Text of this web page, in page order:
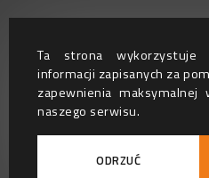
Ta strona wykorzystuje
informacji zapisanych za
zapewnienia
naszego serwisu.
ODRZUĆ
— zalety
Bloczek fundamentowy
alternatywa dla tradycyjnych
wykonany z lekkiego materiału
który charakteryzuje się